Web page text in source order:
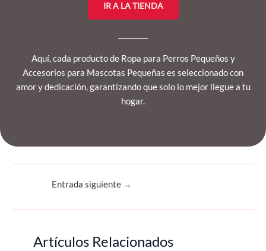
IR A LA TIENDA
Aquí, cada producto de Ropa para Perros Pequeños y
Accesorios para Mascotas Pequeñas es seleccionado con
amor y dedicación, garantizando que solo lo mejor llegue a tu
hogar.
Entrada siguiente →
Artículos Relacionados